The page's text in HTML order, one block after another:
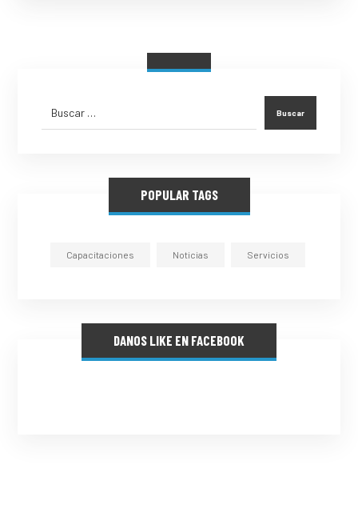
POPULAR TAGS
Capacitaciones Noticias Servicios
DANOS LIKE EN FACEBOOK